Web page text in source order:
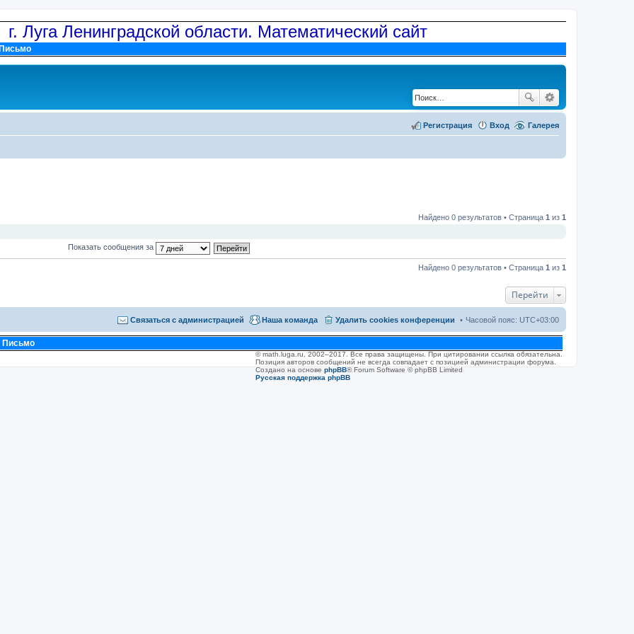
Луга Ленинградской области. Математический сайт
Галерея
Вход
Регистрация
Найдено 0 результатов • Страница 1 из 1
Показать сообщения за
Найдено 0 результатов • Страница 1 из 1
Перейти
Часовой пояс: UTC+03:00
Удалить cookies конференции
Наша команда
Связаться с администрацией
Письмо
© math.luga.ru, 2002–2017. Все права защищены. При цитировании ссылка обязательна.
Позиция авторов сообщений не всегда совпадает с позицией администрации форума.
Создано на основе phpBB® Forum Software © phpBB Limited
Русская поддержка phpBB